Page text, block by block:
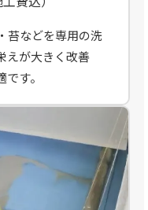
苔などを専用の洗
えが大きく改善
す。